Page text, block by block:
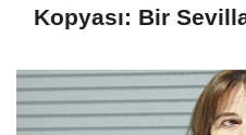
Kopyası: Bir